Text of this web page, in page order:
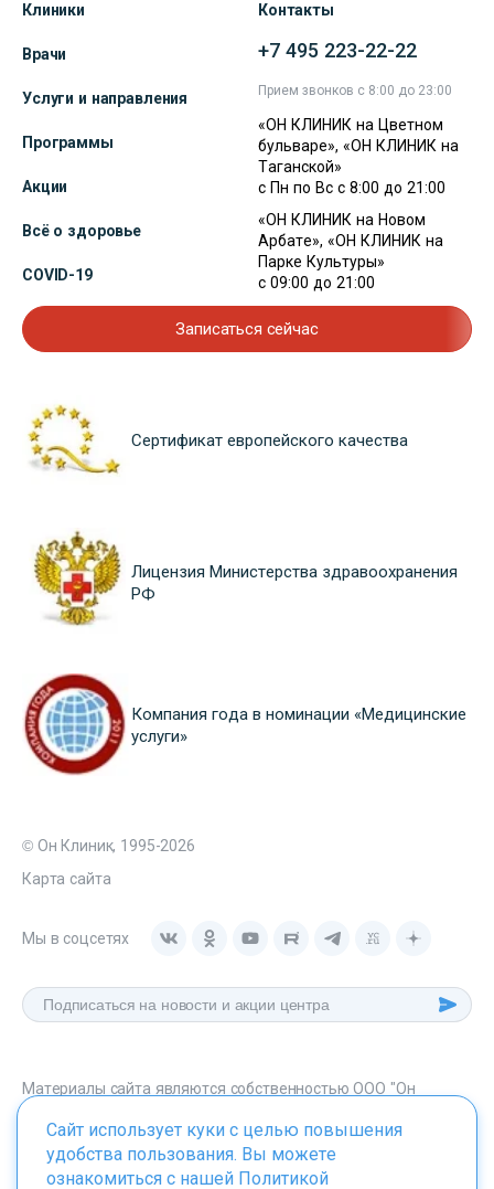
Клиники
Врачи
Услуги и направления
Программы
Акции
Всё о здоровье
COVID-19
Контакты
+7 495 223-22-22
Прием звонков с 8:00 до 23:00
«ОН КЛИНИК на Цветном
бульваре», «ОН КЛИНИК на
Таганской»
с Пн по Вс с 8:00 до 21:00
«ОН КЛИНИК на Новом
Арбате», «ОН КЛИНИК на
Парке Культуры»
с 09:00 до 21:00
Записаться сейчас
Сертификат европейского качества
Лицензия Министерства здравоохранения
РФ
Компания года в номинации «Медицинские
услуги»
© Он Клиник, 1995-2026
Карта сайта
Мы в соцсетях
Материалы сайта являются собственностью ООО "Он
onclinic.ru запрещено в соответствии со статьей 1259 ГК. РФ.
Сайт использует куки с целью повышения
удобства пользования. Вы можете
ознакомиться с нашей Политикой